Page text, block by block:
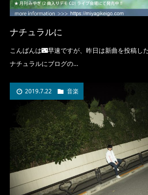
ナチュラルに
こんばんは🌃早速ですが、昨日は新曲を投稿し
ナチュラルにブログの…
2019.7.22 音楽